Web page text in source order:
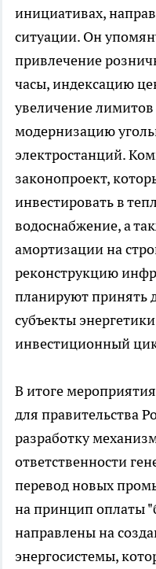
инициативах,
ситуации. Он
привлечение
часы, индексацию
увеличение
модернизацию
электростанций.
законопроект,
инвестировать в
водоснабжение, а
амортизации на
реконструкцию
планируют принять
субъекты
инвестиционный
В итоге
для правительства
разработку
ответственности
перевод новых
на принцип оплаты
направлены на
энергосистемы,